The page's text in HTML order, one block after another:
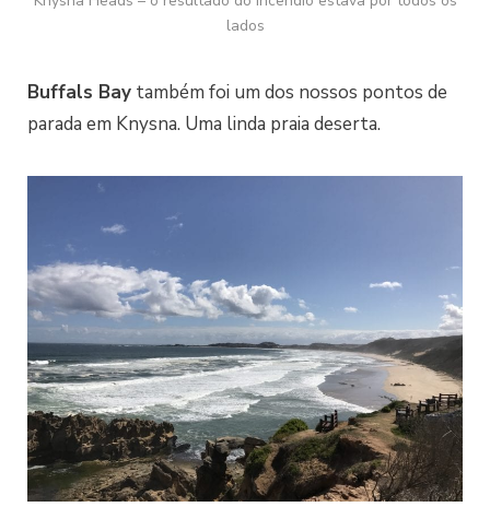
lados
Buffals Bay também foi um dos nossos pontos de
parada em Knysna. Uma linda praia deserta.